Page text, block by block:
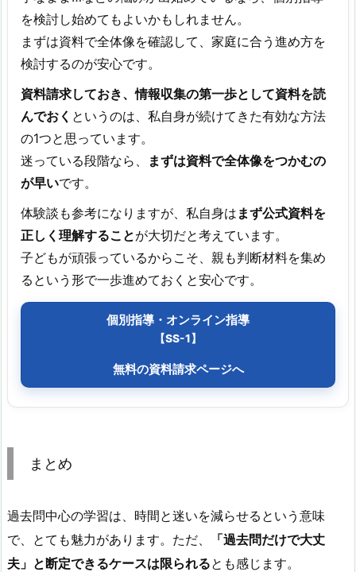
を検討し始めてもよいかもしれません。
まずは資料で全体像を確認して、家庭に合う進め方を
検討するのが安心です。
資料請求しておき、情報収集の第一歩として資料を読
んでおく というのは、私自身が続けてきた有効な方法
の1つと思っています。
迷っている段階なら、
まずは資料で全体像をつかむの
が早いです。
体験談も参考になりますが、私自身は まず公式資料を
正しく理解することが大切だと考えています。
子どもが頑張っているからこそ、親も判断材料を集め
るという形で一歩進めておくと安心です。
個別指導・オンライン指導
【SS-1】
無料の資料請求ページへ
まとめ
過去問中心の学習は、時間と迷いを減らせるという意味
で、とても魅力があります。ただ、
「過去問だけで大丈
夫」と断定できるケースは限られるとも感じます。